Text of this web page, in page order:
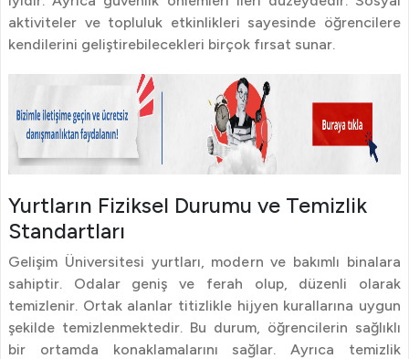
aktiviteler ve topluluk etkinlikleri sayesinde öğrencilere
kendilerini geliştirebilecekleri birçok fırsat sunar.
Yurtların Fiziksel Durumu ve Temizlik
Standartları
Gelişim Üniversitesi yurtları, modern ve bakımlı binalara
sahiptir. Odalar geniş ve ferah olup, düzenli olarak
temizlenir. Ortak alanlar titizlikle hijyen kurallarına uygun
şekilde temizlenmektedir. Bu durum, öğrencilerin sağlıklı
bir ortamda konaklamalarını sağlar. Ayrıca temizlik